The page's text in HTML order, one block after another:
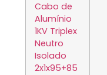
Cabo de
Alumínio
1KV Triplex
Neutro
Isolado
2x1x95+85